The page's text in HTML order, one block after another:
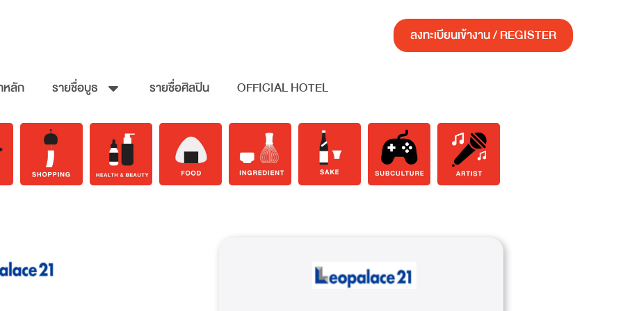
ลงทะเบียนเข้างาน / REGISTER
ลัก รายชื่อบูธ รายชื่อศิลปิน OFFICIAL HOTEL